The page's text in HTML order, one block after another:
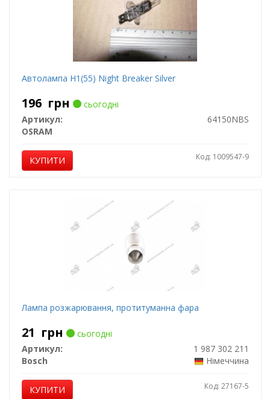
Автолампа H1(55) Night Breaker Silver
196 грн
сьогодні
Артикул:
64150NBS
OSRAM
КУПИТИ Код: 1009547-9
Лампа розжарювання, протитуманна фара
21 грн
сьогодні
Артикул:
1 987 302 211
Bosch
Німеччина
КУПИТИ Код: 27167-5